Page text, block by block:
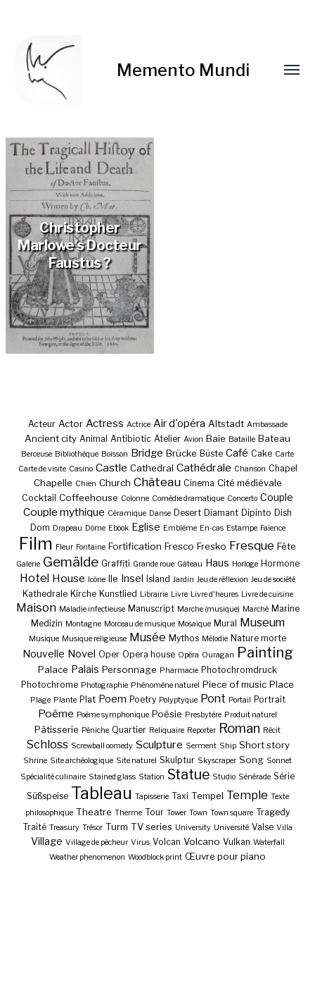
Memento Mundi
Christopher
Marlowe’s Docteur
Faustus ?
Acteur Actor Actress Actrice Air d'opéra Altstadt Ambassade
Ancient city Animal Antibiotic Atelier Avion Baie Bataille Bateau
Berceuse Bibliothèque Boisson Bridge Brücke Büste Café Cake Carte
Carte de visite Casino Castle Cathedral Cathédrale Chanson Chapel
Chapelle Chien Church Château Cinema Cité médiévale
Cocktail Coffeehouse Colonne Comédie dramatique Concerto Couple
Couple mythique Céramique Danse Desert Diamant Dipinto Dish
Dom Drapeau Dôme Ebook Eglise Emblème En-cas Estampe Faïence
Film Fleur Fontaine Fortification Fresco Fresko Fresque Fête
Galerie Gemälde Graffiti Grande roue Gâteau Haus Horloge Hormone
Hotel House Icône Ile Insel Island Jardin Jeu de réflexion Jeu de société
Kathedrale Kirche Kunstlied Librairie Livre Livre d'heures Livre de cuisine
Maison Maladie infectieuse Manuscript Marche (musique) Marché Marine
Medizin Montagne Morceau de musique Mosaïque Mural Museum
Musique Musique religieuse Musée Mythos Mélodie Nature morte
Nouvelle Novel Oper Opera house Opéra Ouragan Painting
Palace Palais Personnage Pharmacie Photochromdruck
Photochrome Photographie Phénomène naturel Piece of music Place
Plage Plante Plat Poem Poetry Polyptyque Pont Portail Portrait
Poème Poème symphonique Poésie Presbytère Produit naturel
Pâtisserie Péniche Quartier Reliquaire Reporter Roman Récit
Schloss Screwball oomedy Sculpture Serment Ship Short story
Shrine Site archéologique Site naturel Skulptur Skyscraper Song Sonnet
Spécialité culinaire Stained glass Station Statue Studio Sénérade Série
Süßspeise Tableau Tapisserie Taxi Tempel Temple Texte
philosophique Theatre Therme Tour Tower Town Town square Tragedy
Traité Treasury Trésor Turm TV series University Université Valse Villa
Village Village de pêcheur Virus Volcan Volcano Vulkan Waterfall
Weather phenomenon Woodblock print Œuvre pour piano